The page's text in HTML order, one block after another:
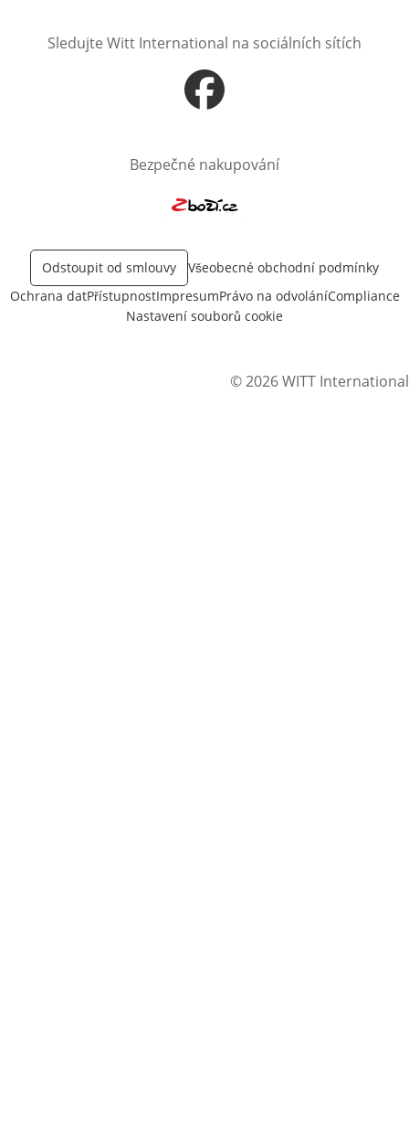
Sledujte Witt International na sociálních sítích
Otevře v novém okně
Bezpečné nakupování
Odstoupit od smlouvy
Všeobecné obchodní podmínky
Ochrana datPřístupnostImpresumPrávo na odvoláníCompliance
Nastavení souborů cookie
© 2026 WITT International